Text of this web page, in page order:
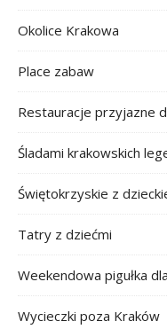
Okolice Krakowa
Place zabaw
Restauracje przyjazne
Śladami krakowskich
Świętokrzyskie z
Tatry z dziećmi
Weekendowa pigułka
Wycieczki poza Kraków